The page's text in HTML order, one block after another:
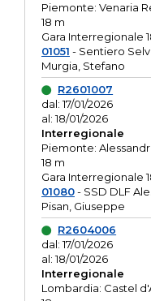
Piemonte: Venaria
18 m
Gara Interregionale
01051 - Sentiero
Murgia, Stefano
R2601007
dal: 17/01/2026
al: 18/01/2026
Interregionale
Piemonte:
18 m
Gara Interregionale
01080- SSD DLF
Pisan, Giuseppe
R2604006
dal: 17/01/2026
al: 18/01/2026
Interregionale
Lombardia: Castel